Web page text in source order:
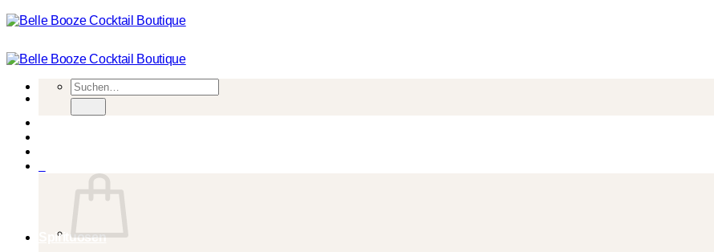
Suchen
nach:
Spirituosen